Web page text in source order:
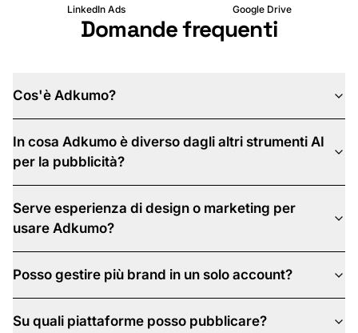
LinkedIn Ads Google Drive
Domande frequenti
Cos'è Adkumo?
In cosa Adkumo è diverso dagli altri strumenti AI
per la pubblicità?
Serve esperienza di design o marketing per
usare Adkumo?
Posso gestire più brand in un solo account?
Su quali piattaforme posso pubblicare?